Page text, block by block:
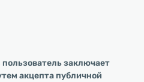
заключает
акцепта публичной